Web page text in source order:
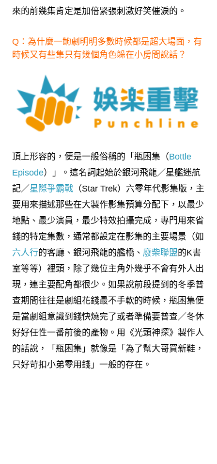
來的前幾集肯定是加倍緊張刺激好笑催淚的。
Q：為什麼一齣劇明明多數時候都是超大場面，有
時候又有些集只有幾個角色躲在小房間說話？
頂上形容的，便是一般俗稱的「瓶困集（Bottle
Episode）」。這名詞起始於銀河飛龍／星艦迷航
記／星際爭霸戰 （Star Trek）六零年代影集版，主
要用來描述那些在大製作影集預算分配下，以最少
地點、最少演員，最少特效拍攝完成，專門用來省
錢的特定集數，通常都設定在影集的主要場景（如
六人行的客廳、銀河飛龍的艦橋、 廢柴聯盟 的K書
室等等）裡頭，除了幾位主角外幾乎不會有外人出
現，連主要配角都很少。如果說前段提到的冬季普
查期間往往是劇組花錢最不手軟的時候，瓶困集便
是當劇組意識到錢快燒完了或者準備要普查／冬休
好好任性一番前後的產物。用《光頭神探》製作人
的話說，「瓶困集」就像是「為了幫大哥買新鞋，
只好苛扣小弟零用錢」一般的存在。